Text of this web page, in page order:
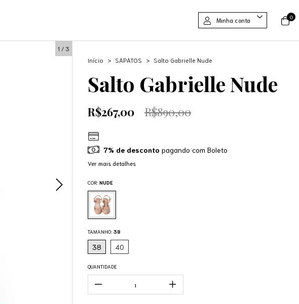
Minha conta 0
1 / 3
Início
> SAPATOS > Salto Gabrielle Nude
Salto Gabrielle Nude
R$267,00 R$890,00
7% de desconto pagando com Boleto
Ver mais detalhes
COR: NUDE
TAMANHO: 38
38 40
QUANTIDADE